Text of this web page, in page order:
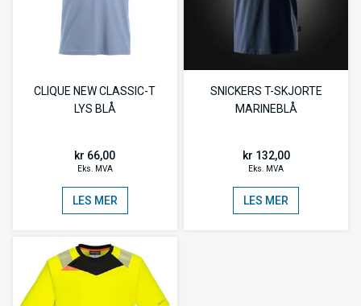
CLIQUE NEW CLASSIC-T
LYS BLÅ
kr 66,00
Eks. MVA
LES MER
SNICKERS T-SKJORTE
MARINEBLÅ
kr 132,00
Eks. MVA
LES MER